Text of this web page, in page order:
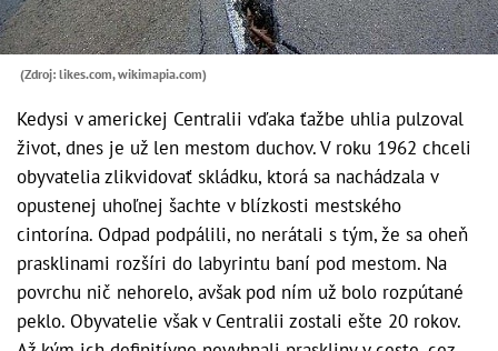
(Zdroj: likes.com, wikimapia.com)
Kedysi v americkej Centralii vďaka ťažbe uhlia pulzoval
život, dnes je už len mestom duchov. V roku 1962 chceli
obyvatelia zlikvidovať skládku, ktorá sa nachádzala v
opustenej uhoľnej šachte v blízkosti mestského
cintorína. Odpad podpálili, no nerátali s tým, že sa oheň
prasklinami rozšíri do labyrintu baní pod mestom. Na
povrchu nič nehorelo, avšak pod ním už bolo rozpútané
peklo. Obyvatelie však v Centralii zostali ešte 20 rokov.